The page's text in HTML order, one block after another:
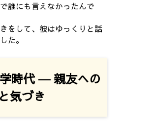
で誰にも言えなかったんで
をして、彼はゆっくりと話
た。
時代 ― 親友への
気づき